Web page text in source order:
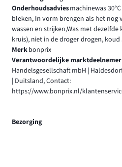
Onderhoudsadviesmachinewas
bleken, In vorm brengen als het nog
wassen en strijken,Was met
kruis), niet in de droger drogen,
Merkbonprix
Verantwoordelijke marktdeelnemer
Handelsgesellschaft mbH |
| Duitsland, Contact:
https://www.bonprix.nl/
Bezorging